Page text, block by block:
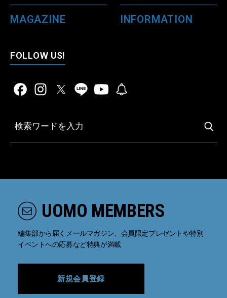
MAGAZINE INFORMATION
FOLLOW US!
UOMO MEMBERS
編集部から届くメールマガジン、会員限定プレゼントや特別
イベントへの応募など特典が満載
新規会員登録